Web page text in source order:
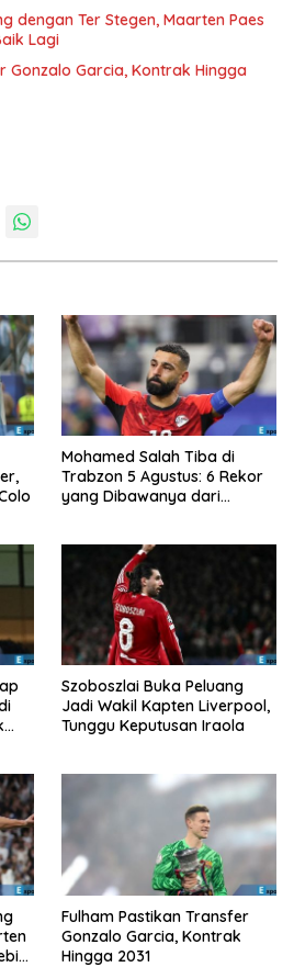
dengan Ter Stegen, Maarten Paes
Lagi
Gonzalo Garcia, Kontrak Hingga
Mohamed Salah Tiba di
Trabzon 5 Agustus: 6 Rekor
yang Dibawanya dari
Szoboszlai Buka Peluang
Jadi Wakil Kapten Liverpool,
Tunggu Keputusan Iraola
Fulham Pastikan Transfer
Gonzalo Garcia, Kontrak
Hingga 2031